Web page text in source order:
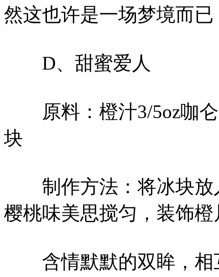
然这也许是一场梦境而
D、甜蜜爱人
原料：橙汁3/5oz咖仑
块
制作方法：将冰块放
樱桃味美思搅匀，装饰橙
含情默默的双眸，相